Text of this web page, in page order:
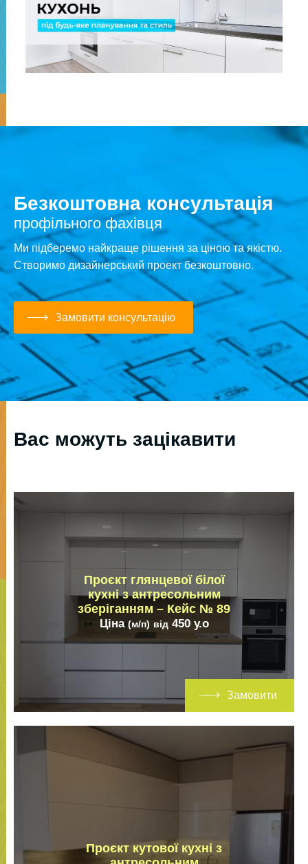
Безкоштовна консультація
профільного фахівця
Ми підберемо найкраще рішення за ціною та якістю.
Створимо дизайнерський проект безкоштовно.
Замовити консультацію
Вас можуть зацікавити
Проєкт глянцевої білої
кухні з антресольним
зберіганням – Кейс № 89
Ціна(м/п) від450 у.о
Замовити
Проєкт кутової кухні з